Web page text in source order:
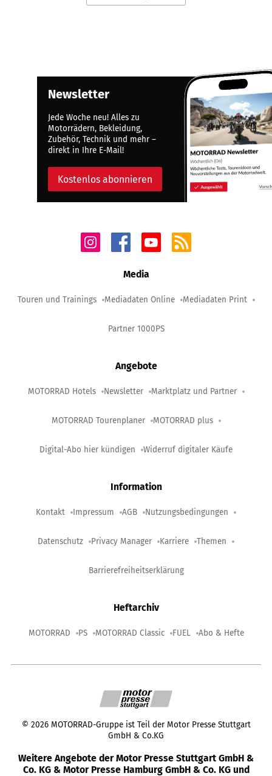
Newsletter
Jede Woche neu! Alles zu
Motorrädern, Bekleidung,
Zubehör, Technik und mehr –
direkt in Ihre E-Mail!
Kostenlos abonnieren
Media
Touren und Trainings Mediadaten Online Mediadaten Print
Partner 1000PS
Angebote
MOTORRAD Hotels Newsletter Marktplatz und Partner
MOTORRAD Tourenplaner MOTORRAD plus
Digital-Abo hier kündigen Widerruf digitaler Käufe
Information
Kontakt Impressum AGB Nutzungsbedingungen
Datenschutz Privacy Manager Karriere Themen
Barrierefreiheitserklärung
Heftarchiv
MOTORRAD PS MOTORRAD Classic FUEL Abo & Hefte
© 2026 MOTORRAD-Gruppe ist Teil der Motor Presse Stuttgart
GmbH & Co.KG
Weitere Angebote der Motor Presse Stuttgart GmbH &
Co. KG & Motor Presse Hamburg GmbH & Co. KG und